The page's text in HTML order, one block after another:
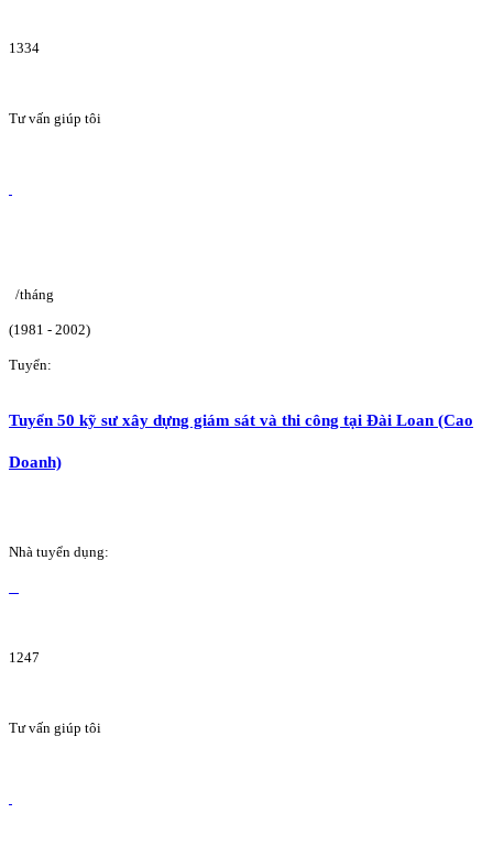
1334
Tư vấn giúp tôi
/tháng
(1981 - 2002)
Tuyển:
Tuyển 50 kỹ sư xây dựng giám sát và thi công tại Đài Loan (Cao
Doanh)
Nhà tuyển dụng:
1247
Tư vấn giúp tôi